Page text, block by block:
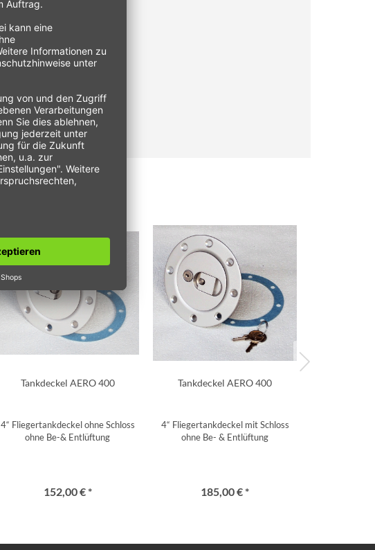
Tankdeckel AERO 400
4“ Fliegertankdeckel ohne Schloss
ohne Be-& Entlüftung
152,00 € *
Tankdeckel AERO 400
4“ Fliegertankdeckel mit Schloss
ohne Be- & Entlüftung
185,00 € *